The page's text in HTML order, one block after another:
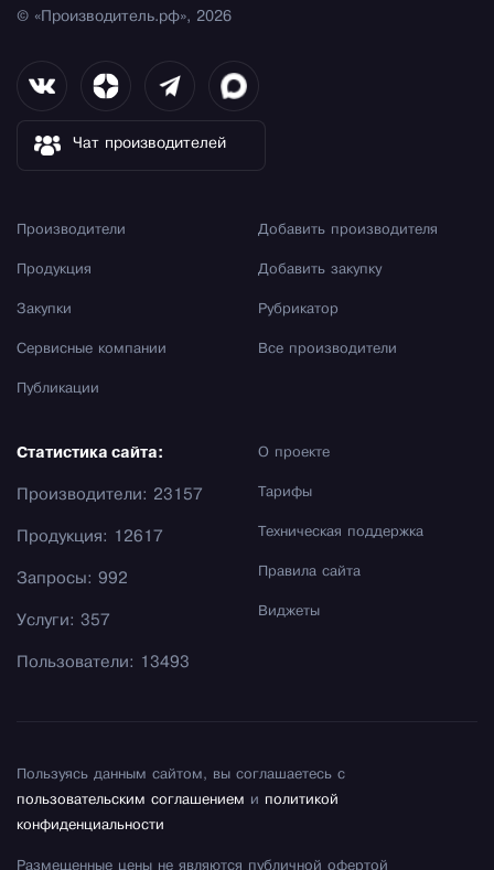
© «Производитель.рф», 2026
Чат производителей
Производители
Продукция
Закупки
Сервисные компании
Публикации
Добавить производителя
Добавить закупку
Рубрикатор
Все производители
О проекте
Тарифы
Техническая поддержка
Правила сайта
Виджеты
Статистика сайта:
Производители: 23157
Продукция: 12617
Запросы: 992
Услуги: 357
Пользователи: 13493
Пользуясь данным сайтом, вы соглашаетесь с
пользовательским соглашением и политикой
конфиденциальности
Размещенные цены не являются публичной офертой